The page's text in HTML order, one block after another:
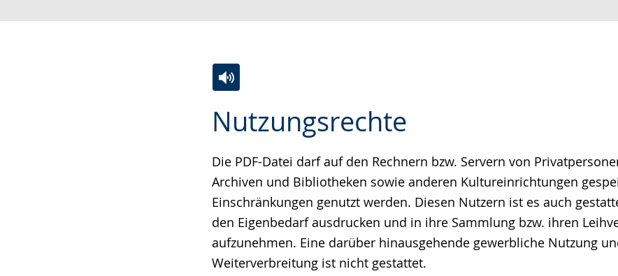
Nutzungsrechte
Die PDF-Datei darf auf den Rechnern bzw. Servern von
Archiven und Bibliotheken sowie anderen Kultureinrichtungen
Einschränkungen genutzt werden. Diesen Nutzern ist es auch
den Eigenbedarf ausdrucken und in ihre Sammlung bzw. ihren
aufzunehmen. Eine darüber hinausgehende gewerbliche Nutzung
Weiterverbreitung ist nicht gestattet.
Leichten
wechseln.
Audio-
Video
Deutscher
Gebärdensprache
wird
angezeigt.